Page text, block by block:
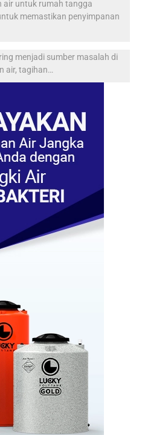
air untuk rumah tangga
memastikan penyimpanan
menjadi sumber masalah di
air, tagihan…